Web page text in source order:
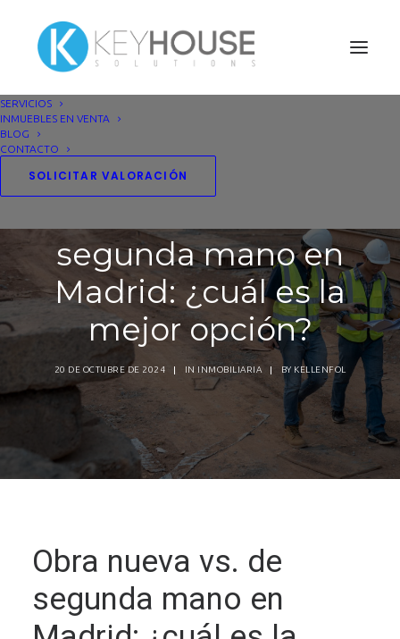
SERVICIOS
INMUEBLES EN VENTA
BLOG
CONTACTO
SOLICITAR VALORACIÓN
segunda mano en
Madrid: ¿cuál es la
mejor opción?
20 DE OCTUBRE DE 2024 | IN INMOBILIARIA | BY KELLENFOL
Obra nueva vs. de
segunda mano en